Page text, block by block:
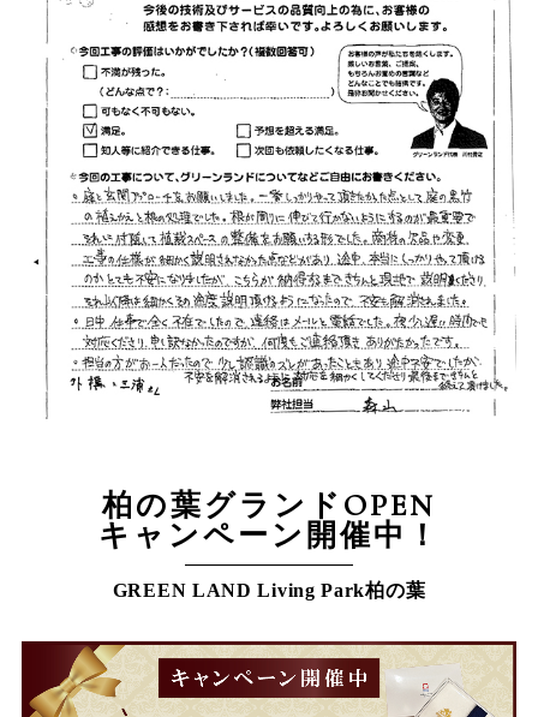
柏の葉グランドOPEN
キャンペーン開催中！
GREEN LAND Living Park柏の葉